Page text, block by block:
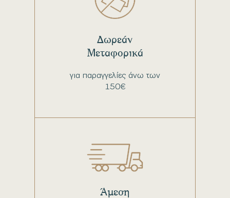
για παραγγελίες άνω των
150€
Δωρεάν
Μεταφορικά
Άμεση